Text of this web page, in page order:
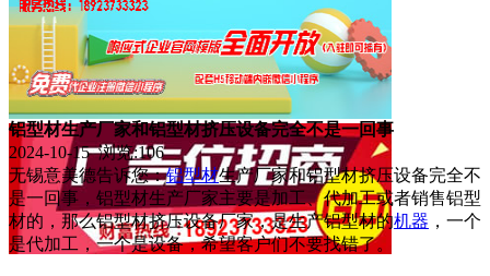
铝型材生产厂家和铝型材挤压设备完全不是一回事
2024-10-15 浏览:106
无锡意美德告诉您：铝型材生产厂家和铝型材挤压设备完全不
是一回事，铝型材生产厂家主要是加工、代加工或者销售铝型
材的，那么铝型材挤压设备厂家，是生产铝型材的机器 ，一个
是代加工，一个是设备，希望客户们不要找错了。